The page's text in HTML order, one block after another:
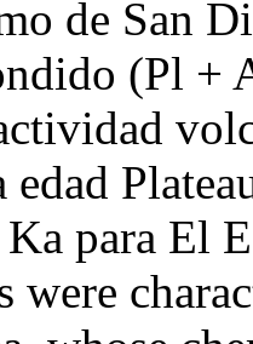
de San
(Pl +
edad
para El
were